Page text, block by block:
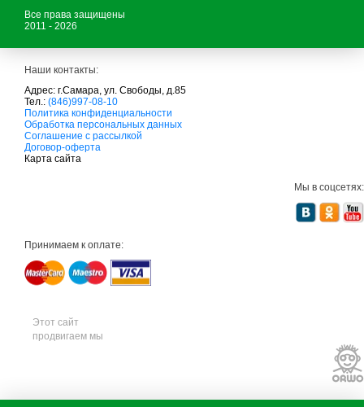
Все права защищены
2011 - 2026
Наши контакты:
Адрес: г.Самара, ул. Свободы, д.85
Тел.: (846)997-08-10
с
а
д
о
в
и
к
а
м
т
е
Политика конфиденциальности
Обработка персональных данных
Соглашение с рассылкой
Договор-оферта
Карта сайта
Мы в соцсетях:
Принимаем к оплате:
Этот сайт
продвигаем мы